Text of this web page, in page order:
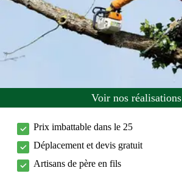
Voir nos réalisations
Prix imbattable dans le 25
Déplacement et devis gratuit
Artisans de père en fils